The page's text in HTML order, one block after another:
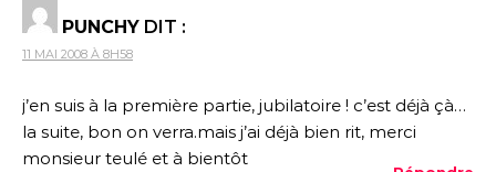
PUNCHY DIT :
11 MAI 2008 À 8H58
j’en suis à la première partie, jubilatoire ! c’est déjà çà…
la suite, bon on verra.mais j’ai déjà bien rit, merci
monsieur teulé et à bientôt